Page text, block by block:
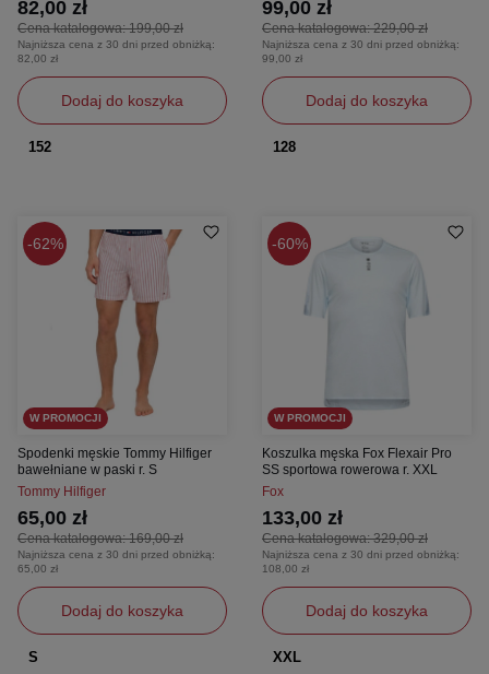
Cena katalogowa:199,00 zł
82,00 zł
Najniższa cena z 30 dni przed obniżką:
82,00 zł
Dodaj do koszyka
152
Cena katalogowa:229,00 zł
99,00 zł
Najniższa cena z 30 dni przed obniżką:
99,00 zł
Dodaj do koszyka
128
62%
W PROMOCJI
Spodenki męskie Tommy Hilfiger
bawełniane w paski r. S
Tommy Hilfiger
Cena katalogowa:169,00 zł
65,00 zł
Najniższa cena z 30 dni przed obniżką:
65,00 zł
Dodaj do koszyka
S
60%
W PROMOCJI
Koszulka męska Fox Flexair Pro
SS sportowa rowerowa r. XXL
Fox
Cena katalogowa:329,00 zł
133,00 zł
Najniższa cena z 30 dni przed obniżką:
108,00 zł
Dodaj do koszyka
XXL